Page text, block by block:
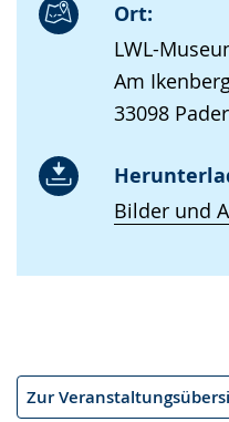
Ort:
LWL-
Am
33098
Bilder und
Zur